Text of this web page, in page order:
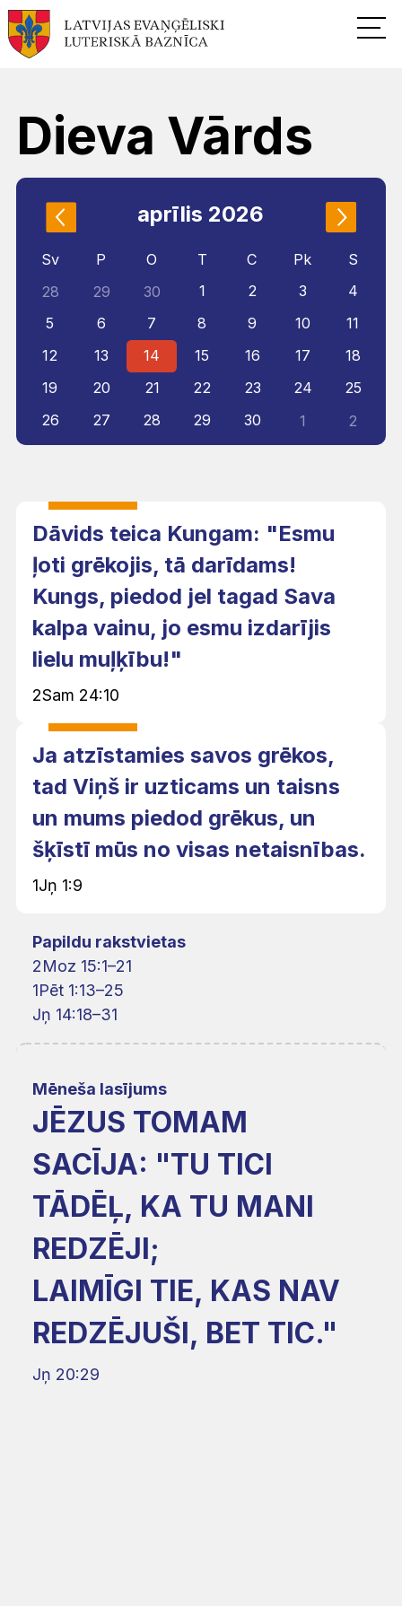
Dieva Vārds
Dāvids teica Kungam: "Esmu
ļoti grēkojis, tā darīdams!
Kungs, piedod jel tagad Sava
kalpa vainu, jo esmu izdarījis
lielu muļķību!"
2Sam 24:10
Ja atzīstamies savos grēkos,
tad Viņš ir uzticams un taisns
un mums piedod grēkus, un
šķīstī mūs no visas netaisnības.
1Jņ 1:9
Papildu rakstvietas
2Moz 15:1–21
1Pēt 1:13–25
Jņ 14:18–31
Mēneša lasījums
JĒZUS TOMAM
SACĪJA: "TU TICI
TĀDĒĻ, KA TU MANI
REDZĒJI;
LAIMĪGI TIE, KAS NAV
REDZĒJUŠI, BET TIC."
Jņ 20:29
aprīlis 2026
Sv P O T C Pk
S
28
29 30 1 2 3
4
5
6 7 8 9 10
11
12
13 14 15 16 17
18
19
20 21 22 23 24
25
26
27 28 29 30 1 2